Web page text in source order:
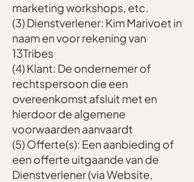
marketing workshops, etc.
(3) Dienstverlener: Kim Marivoet in
naam en voor rekening van
13Tribes
(4) Klant: De ondernemer of
rechtspersoon die een
overeenkomst afsluit met en
hierdoor de algemene
voorwaarden aanvaardt
(5) Offerte(s): Een aanbieding of
een offerte uitgaande van de
Dienstverlener (via Website,